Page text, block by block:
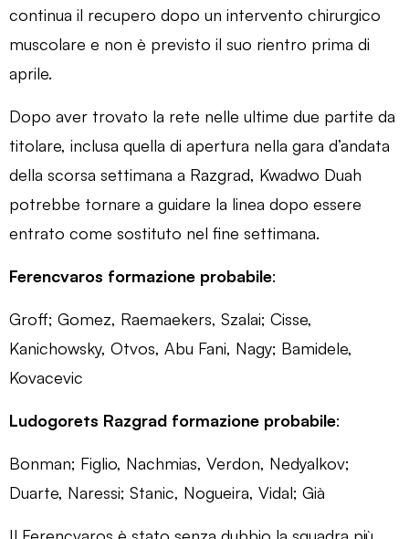
continua il recupero dopo un intervento chirurgico
muscolare e non è previsto il suo rientro prima di
aprile.
Dopo aver trovato la rete nelle ultime due partite da
titolare, inclusa quella di apertura nella gara d’andata
della scorsa settimana a Razgrad, Kwadwo Duah
potrebbe tornare a guidare la linea dopo essere
entrato come sostituto nel fine settimana.
Ferencvaros formazione probabile:
Groff; Gomez, Raemaekers, Szalai; Cisse,
Kanichowsky, Otvos, Abu Fani, Nagy; Bamidele,
Kovacevic
Ludogorets Razgrad formazione probabile:
Bonman; Figlio, Nachmias, Verdon, Nedyalkov;
Duarte, Naressi; Stanic, Nogueira, Vidal; Già